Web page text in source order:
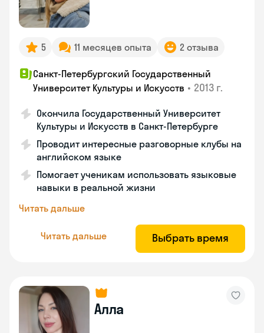
5 11 месяцев опыта 2 отзыва
Санкт-Петербургский Государственный
Университет Культуры и Искусств • 2013 г.
Окончила Государственный Университет
Культуры и Искусств в Санкт-Петербурге
Проводит интересные разговорные клубы на
английском языке
Помогает ученикам использовать языковые
навыки в реальной жизни
Читать дальше
Читать дальше Выбрать время
Алла